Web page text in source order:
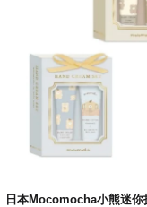
日本Mocomocha小熊迷你